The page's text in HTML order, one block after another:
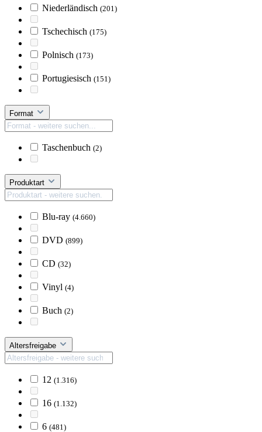
Niederländisch (201)
Tschechisch (175)
Polnisch (173)
Portugiesisch (151)
Format
Taschenbuch (2)
Produktart
Blu-ray (4.660)
DVD (899)
CD (32)
Vinyl (4)
Buch (2)
Altersfreigabe
12 (1.316)
16 (1.132)
6 (481)